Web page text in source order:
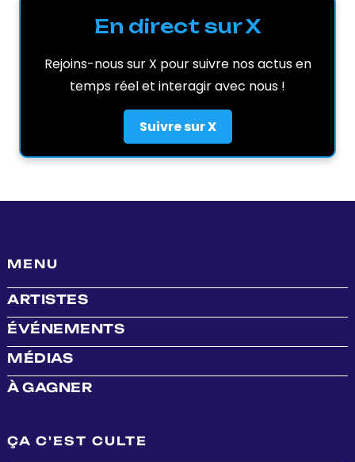
En direct sur X
Rejoins-nous sur X pour suivre nos actus en
temps réel et interagir avec nous !
Suivre sur X
MENU
ARTISTES
ÉVÉNEMENTS
MÉDIAS
À GAGNER
ÇA C'EST CULTE